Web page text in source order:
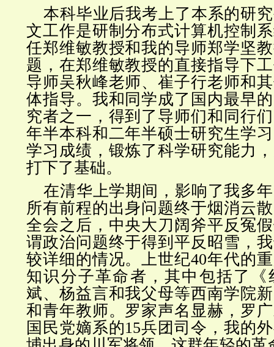
本科毕业后我考上了本系的研
文工作是研制分布式计算机控制
任郑维敏教授和我的导师郑学坚
题，在郑维敏教授的直接指导下
导师吴秋峰老师、崔子行老师和
体指导。我和同学成了国内最早
究者之一，得到了导师们和同行
年半本科和二年半硕士研究生学
学习成绩，锻炼了科学研究能力
打下了基础。
在清华上学期间，影响了我多
所有前程的出身问题终于烟消云
全会之后，中央大刀阔斧平反冤
谓政治问题终于得到平反昭雪，
较详细的情况。上世纪40年代的
知识分子革命者，其中包括了《
斌、杨益言和我父母等西南学院
和青年教师。罗家声名显赫，罗
国民党嫡系的15兵团司令，我的